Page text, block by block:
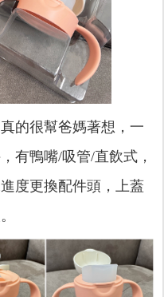
的很幫爸媽著想，一
有鴨嘴/吸管/直飲式，
度更換配件頭，上蓋